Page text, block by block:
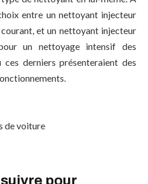
entre un nettoyant injecteur
et un nettoyant injecteur
un nettoyage intensif des
derniers présenteraient des
pour